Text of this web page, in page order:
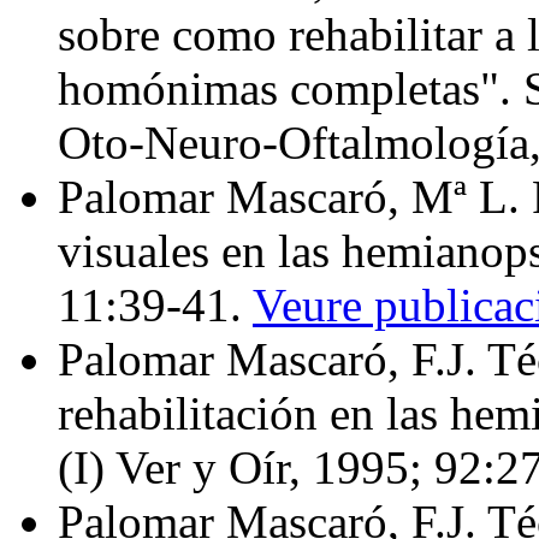
sobre como rehabilitar a
homónimas completas".
Palomar Mascaró, Mª L.
visuales en las
11:39-41. Veure
Palomar Mascaró, F.J.
rehabilitación en las
(I) Ver y Oír, 1995;
Palomar Mascaró, F.J.